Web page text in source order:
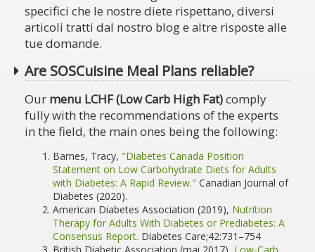
specifici che le nostre diete rispettano, diversi
articoli tratti dal nostro blog e altre risposte alle
tue domande.
Are SOSCuisine Meal Plans reliable?
Our menu LCHF (Low Carb High Fat)comply
fully with the recommendations of the experts
in the field, the main ones being the following:
Barnes, Tracy, "Diabetes Canada Position
Statement on Low Carbohydrate Diets for Adults
with Diabetes: A Rapid Review." Canadian Journal of
Diabetes (2020).
American Diabetes Association (2019), Nutrition
Therapy for Adults With Diabetes or Prediabetes: A
Consensus Report. Diabetes Care;42:731–754